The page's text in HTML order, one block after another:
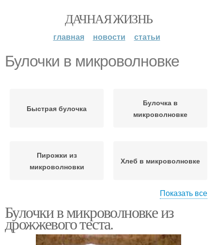
ДАЧНАЯ ЖИЗНЬ
главная новости статьи
Булочки в микроволновке
Быстрая булочка
Булочка в
микроволновке
Пирожки из
микроволновки
Хлеб в микроволновке
Булочки в мультиварке Пшеничные булочки
Показать все
Булочки в микроволновке из
дрожжевого теста.